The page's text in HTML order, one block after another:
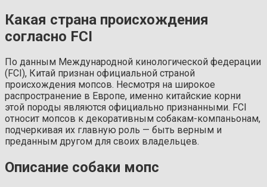
Какая страна происхождения
согласно FCI
По данным Международной кинологической федерации
(FCI), Китай признан официальной страной
происхождения мопсов. Несмотря на широкое
распространение в Европе, именно китайские корни
этой породы являются официально признанными. FCI
относит мопсов к декоративным собакам-компаньонам,
подчеркивая их главную роль — быть верным и
преданным другом для своих владельцев.
Описание собаки мопс